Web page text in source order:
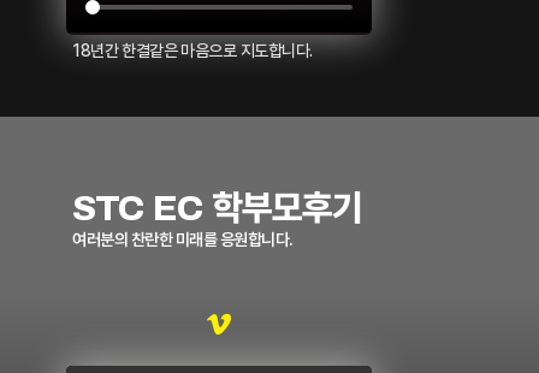
18년간 한결같은 마음으로 지도합니다.
STC EC 학부모후기
여러분의 찬란한 미래를 응원합니다.